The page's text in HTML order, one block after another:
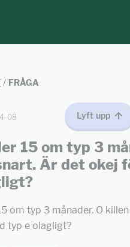
/ FRÅGA
08 Lyft upp
15 om typ 3
Är det okej
om typ 3 månader. O
typ e olagligt?